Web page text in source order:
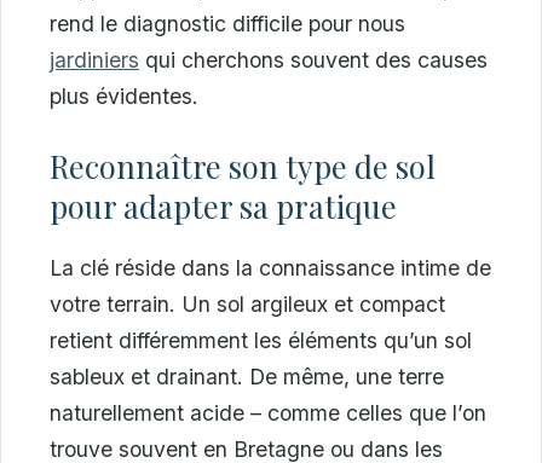
rend le diagnostic difficile pour nous
jardiniers qui cherchons souvent des causes
plus évidentes.
Reconnaître son type de sol
pour adapter sa pratique
La clé réside dans la connaissance intime de
votre terrain. Un sol argileux et compact
retient différemment les éléments qu’un sol
sableux et drainant. De même, une terre
naturellement acide – comme celles que l’on
trouve souvent en Bretagne ou dans les